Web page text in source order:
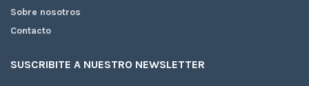
Sobre nosotros
Contacto
SUSCRIBITE A NUESTRO NEWSLETTER